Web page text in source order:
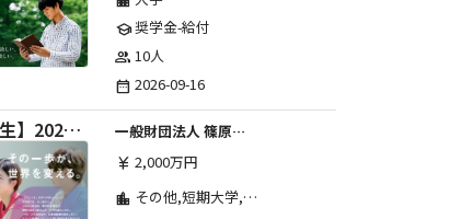
school奨学金-給付
group 10人
date_range 2026-09-16
【高校生】2026年度 しのはら財団 アメリカ・イギリス・カナダ英語留学奨学金
一般財団法人 篠原欣子記念財団 (海外留学奨学金グループ)
currency_yen 2,000万円
location_city その他,短期大学,専修学校,高等専門学校,高等学校,大学院,大学